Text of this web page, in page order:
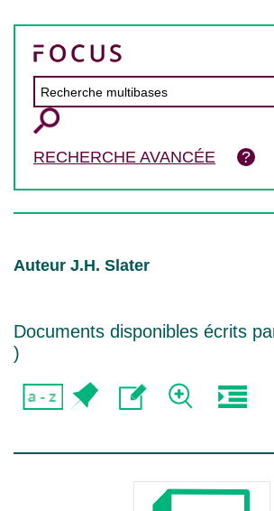
RECHERCHE AVANCÉE
Auteur J.H. Slater
Documents disponibles écrits
)